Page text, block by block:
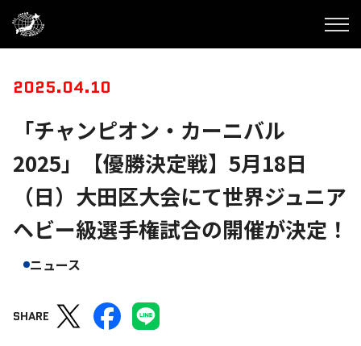
2025.04.10
「チャンピオン・カーニバル
2025」【優勝決定戦】5月18日
（日）大田区大会にて世界ジュニア
ヘビー級選手権試合の開催が決定！
ニュース
SHARE